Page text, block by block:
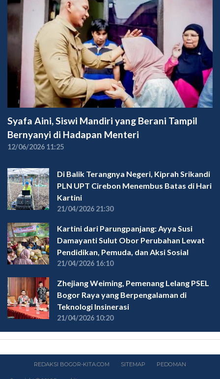
Syafa Aini, Siswi Mandiri yang Berani Tampil
Bernyanyi di Hadapan Menteri
12/06/2026 11:25
Di Balik Terangnya Negeri, Kiprah Srikandi
PLN UPT Cirebon Menembus Batas di Hari
Kartini
21/04/2026 21:30
Kartini dari Parungpanjang: Ayya Susi
Damayanti Sulut Obor Perubahan Lewat
Pendidikan, Pemuda, dan Aksi Sosial
21/04/2026 16:10
Zhejiang Weiming, Pemenang Lelang PSEL
Bogor Raya yang Berpengalaman di
Teknologi Insinerasi
21/04/2026 10:20
REDAKSI BOGOR-KITA.COM SITEMAP PEDOMAN